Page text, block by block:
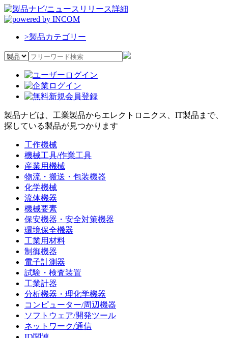
>製品カテゴリー
製品ナビは、工業製品からエレクトロニクス、IT製品まで、
探している製品が見つかります
工作機械
機械工具/作業工具
産業用機械
物流・搬送・包装機器
化学機械
流体機器
機械要素
保安機器・安全対策機器
環境保全機器
工業用材料
制御機器
電子計測器
試験・検査装置
工業計器
分析機器・理化学機器
コンピューター/周辺機器
ソフトウェア/開発ツール
ネットワーク/通信